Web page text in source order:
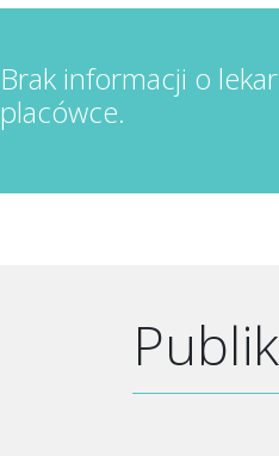
Brak informacji o
placówce.